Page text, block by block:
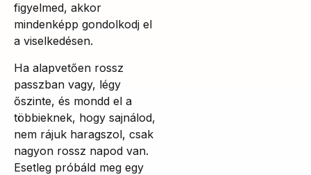
figyelmed, akkor
mindenképp gondolkodj el
a viselkedésen.
Ha alapvetően rossz
passzban vagy, légy
őszinte, és mondd el a
többieknek, hogy sajnálod,
nem rájuk haragszol, csak
nagyon rossz napod van.
Esetleg próbáld meg egy